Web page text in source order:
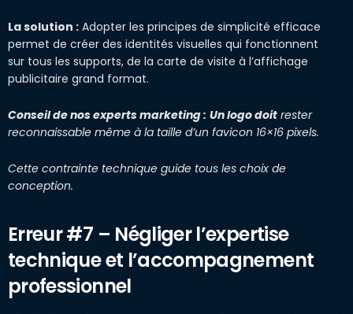
La solution : Adopter les principes de simplicité efficace
permet de créer des identités visuelles qui fonctionnent
sur tous les supports, de la carte de visite à l’affichage
publicitaire grand format.
Conseil de nos experts marketing : Un logo doit rester
reconnaissable même à la taille d’un favicon 16×16 pixels.
Cette contrainte technique guide tous les choix de
conception.
Erreur #7 – Négliger l’expertise
technique et l’accompagnement
professionnel